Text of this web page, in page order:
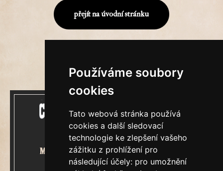
Používáme soubory
cookies
Tato webová stránka používá
cookies a další sledovací
technologie ke zlepšení vašeho
zážitku z prohlížení pro
následující účely: pro umožnění
přejít na úvodní stránku
Mecenášem Cimrmanova Zpravodaje
je společnost